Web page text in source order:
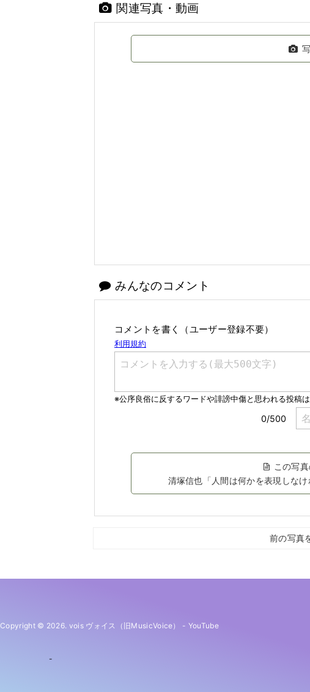
関連写真・動画
みんなのコメント
コメントを書く（ユーザー登録不要）
この写
清塚信也「人間は何かを表現しな
前の写真
Copyright © 2026. vois ヴォイス（旧MusicVoice） - YouTube
-